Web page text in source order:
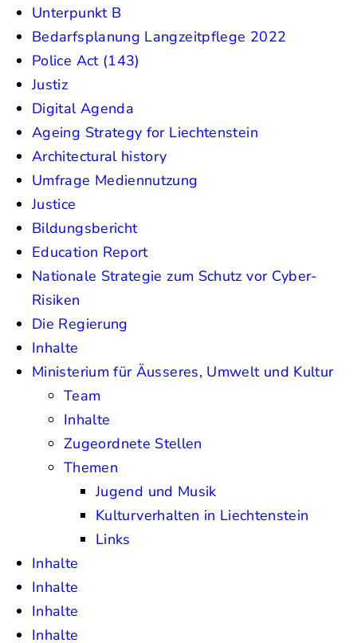
Unterpunkt B
Bedarfsplanung Langzeitpflege 2022
Police Act (143)
Justiz
Digital Agenda
Ageing Strategy for Liechtenstein
Architectural history
Umfrage Mediennutzung
Justice
Bildungsbericht
Education Report
Nationale Strategie zum Schutz vor Cyber-
Risiken
Die Regierung
Inhalte
Ministerium für Äusseres, Umwelt und Kultur
Team
Inhalte
Zugeordnete Stellen
Themen
Jugend und Musik
Kulturverhalten in Liechtenstein
Links
Inhalte
Inhalte
Inhalte
Inhalte